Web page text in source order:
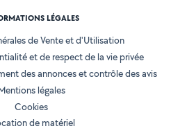
LÉGALES
de Vente et d'Utilisation
et de respect de la vie privée
des annonces et contrôle des avis
légales
Cookies
de matériel